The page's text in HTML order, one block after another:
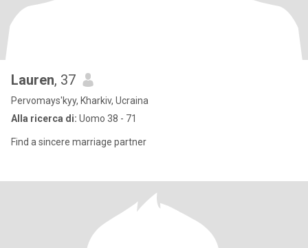
Lauren, 37
Pervomays'kyy, Kharkiv, Ucraina
Alla ricerca di: Uomo 38 - 71
Find a sincere marriage partner